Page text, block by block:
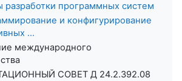
разработки программных систем
и конфигурирование
...
международного
СОВЕТ Д 24.2.392.08